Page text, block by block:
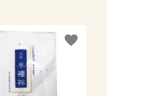
favorite